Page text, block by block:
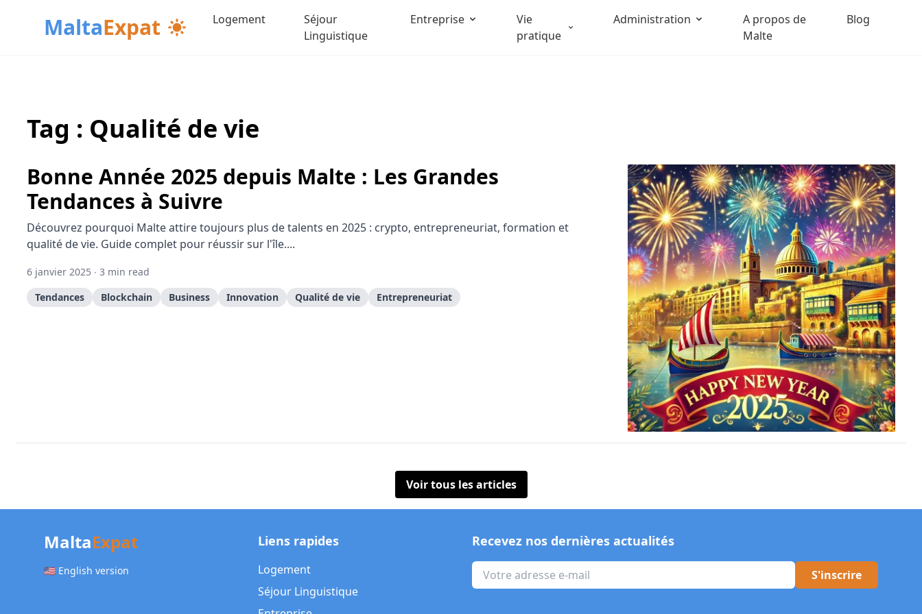
MaltaExpat Logement
Séjour
Linguistique
Entreprise
Vie
pratique
Administration
A propos de
Malte
Blog
Tag : Qualité de vie
Bonne Année 2025 depuis Malte : Les Grandes
Tendances à Suivre
Découvrez pourquoi Malte attire toujours plus de talents en 2025 : crypto, entrepreneuriat, formation et
qualité de vie. Guide complet pour réussir sur l'île....
6 janvier 2025 ∙ 3 min read
Tendances
Blockchain Business Innovation Qualité de vie Entrepreneuriat
Voir tous les articles
MaltaExpat
🇺🇸 English version
Liens rapides
Logement
Séjour Linguistique
Recevez nos dernières actualités
S'inscrire